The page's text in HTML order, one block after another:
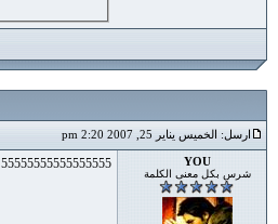
ارسل: الخميس يناير 25, 2007 2:20 pm
YOU
شرس بكل معنى الكلمة
55555555555555555